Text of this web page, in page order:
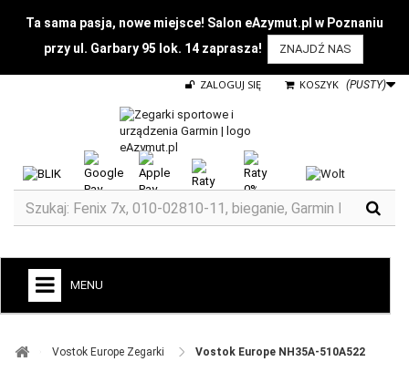
Ta sama pasja, nowe miejsce! Salon eAzymut.pl w Poznaniu
przy ul. Garbary 95 lok. 14 zaprasza!
ZNAJDŹ NAS
KOSZYK (PUSTY)
ZALOGUJ SIĘ
MENU
Vostok Europe Zegarki ​ Vostok Europe NH35A-510A522